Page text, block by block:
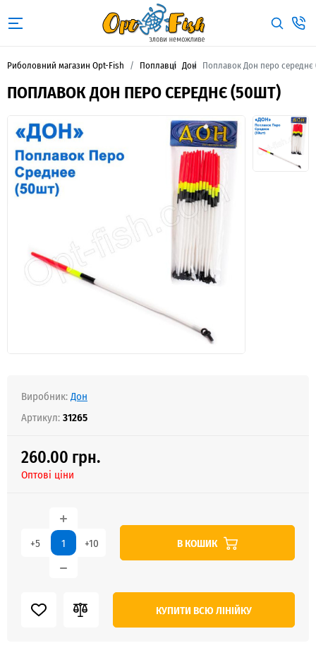
Риболовний магазин Opt-Fish Поплавці Дон Поплавок Дон перо середнє
ПОПЛАВОК ДОН ПЕРО СЕРЕДНЄ (50ШТ)
Виробник:Дон
Артикул:31265
260.00 грн.
Оптові ціни
+5 +10 В КОШИК
КУПИТИ ВСЮ ЛІНІЙКУ